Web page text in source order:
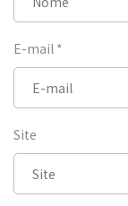
E-mail *
Site